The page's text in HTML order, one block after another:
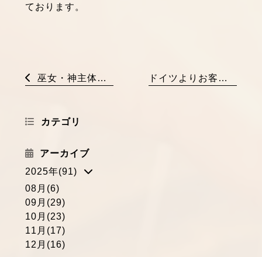
ております。
巫女・神主体験「別小江神社」アクセス ドイツよりお客様♪ ようこそ別小江神社へ
カテゴリ
アーカイブ
2025年(91)
08月(6)
09月(29)
10月(23)
11月(17)
12月(16)